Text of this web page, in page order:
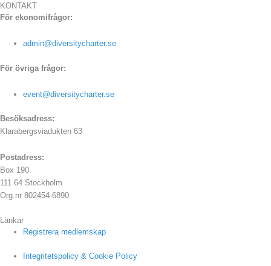
KONTAKT
För ekonomifrågor:
admin@diversitycharter.se
För övriga frågor:
event@diversitycharter.se
Besöksadress:
Klarabergsviadukten 63
Postadress:
Box 190
111 64 Stockholm
Org.nr 802454-6890
Länkar
Registrera medlemskap
Integritetspolicy & Cookie Policy